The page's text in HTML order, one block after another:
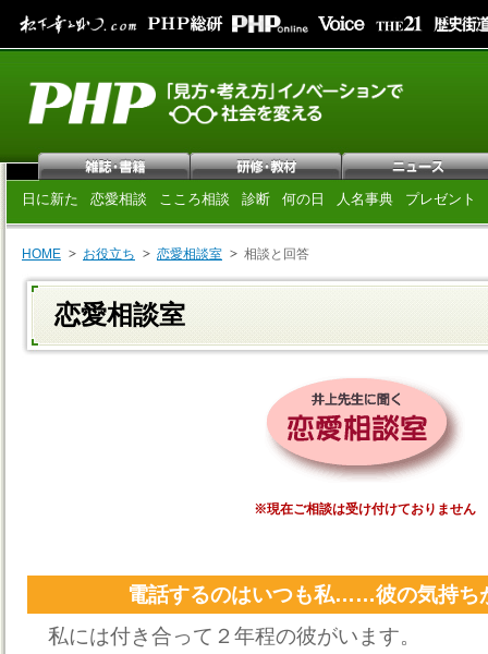
日に新た 恋愛相談 こころ相談 診断 何の日 人名事典 プレゼント
HOME お役立ち 恋愛相談室 相談と回答
恋愛相談室
※現在ご相談は受け付けておりません
電話するのはいつも私……彼の気持ち
私には付き合って２年程の彼がいます。